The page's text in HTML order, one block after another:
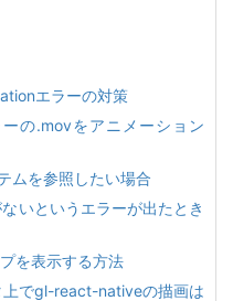
エラーの対策
の.movをアニメーション
ムを参照したい場合
いというエラーが出たとき
を表示する方法
上でgl-react-nativeの描画は